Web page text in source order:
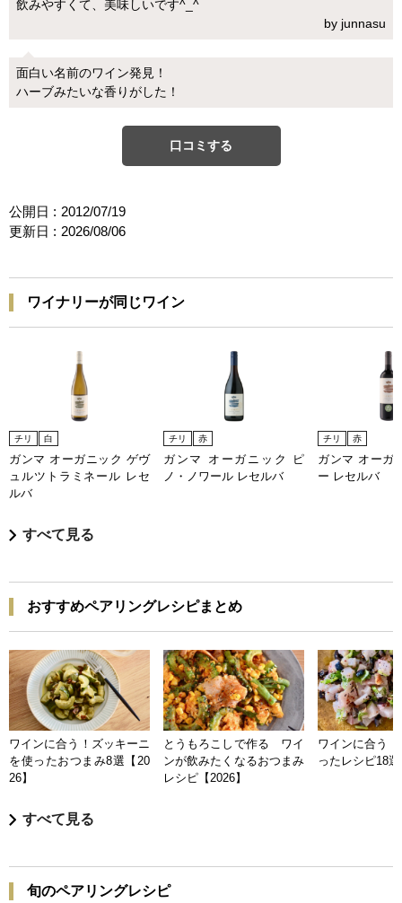
飲みやすくて、美味しいです^_^
by junnasu
面白い名前のワイン発見！
ハーブみたいな香りがした！
口コミする
公開日 : 2012/07/19
更新日 : 2026/08/06
ワイナリーが同じワイン
チリ 白
ガンマ オーガニック ゲヴ
ュルツトラミネール レセ
ルバ
チリ 赤
ガンマ オーガニック ピ
ノ・ノワール レセルバ
チリ 赤
ガンマ オーガ
ー レセルバ
すべて見る
おすすめペアリングレシピまとめ
ワインに合う！ズッキーニ
を使ったおつまみ8選【20
26】
とうもろこしで作る ワイ
ンが飲みたくなるおつまみ
レシピ【2026】
ワインに合う
ったレシピ18
すべて見る
旬のペアリングレシピ